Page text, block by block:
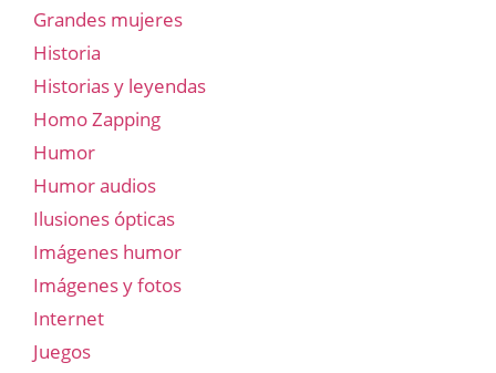
Grandes mujeres
Historia
Historias y leyendas
Homo Zapping
Humor
Humor audios
Ilusiones ópticas
Imágenes humor
Imágenes y fotos
Internet
Juegos